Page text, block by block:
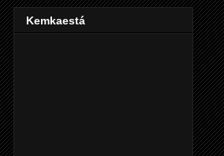
Kemkaestá